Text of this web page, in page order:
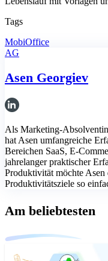
Tags
MobiOffice
AG
Asen Georgiev
Als Marketing-
hat Asen umfangreiche
Bereichen SaaS, E-
jahrelanger praktischer
Produktivität möchte
Produktivitätsziele so
Am beliebtesten